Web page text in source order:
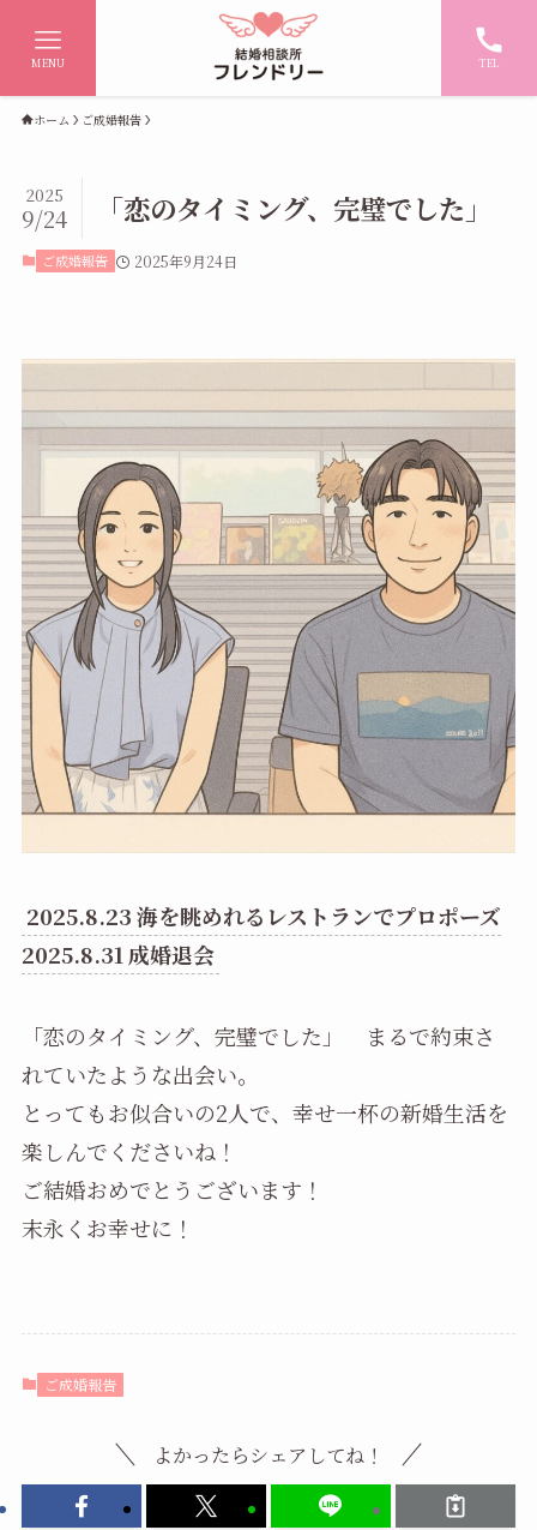
TEL
MENU
ホーム ご成婚報告
「恋のタイミング、完璧でした」
2025
9/24
ご成婚報告 2025年9月24日
2025.8.23 海を眺めれるレストランでプロポーズ
2025.8.31 成婚退会
「恋のタイミング、完璧でした」 まるで約束さ
れていたような出会い。
とってもお似合いの2人で、幸せ一杯の新婚生活を
楽しんでくださいね！
ご結婚おめでとうございます！
末永くお幸せに！
ご成婚報告
よかったらシェアしてね！